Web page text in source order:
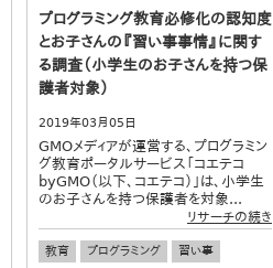
プログラミング教育必修化の認知度
とお子さんの『習い事事情』に関す
る調査（小学生のお子さんを持つ保
護者対象）
2019年03月05日
GMOメディアが運営する、プログラミン
グ教育ポータルサービス「コエテコ
byGMO（以下、コエテコ）」は、小学生
のお子さんを持つ保護者を対象...
リサーチの続き
教育 プログラミング 習い事